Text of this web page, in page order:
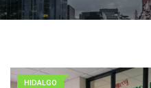
HIDALGO